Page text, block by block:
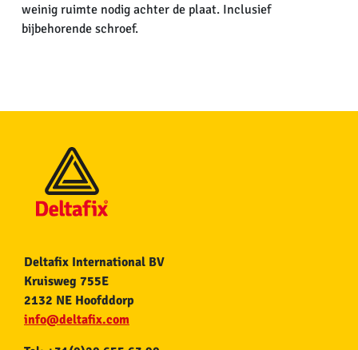
weinig ruimte nodig achter de plaat. Inclusief
bijbehorende schroef.
Deltafix International BV
Kruisweg 755E
2132 NE Hoofddorp
info@deltafix.com